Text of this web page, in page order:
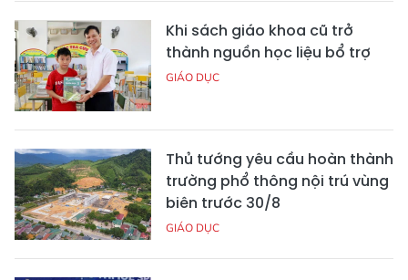
Khi sách giáo khoa cũ trở
thành nguồn học liệu bổ trợ
GIÁO DỤC
Thủ tướng yêu cầu hoàn thành
trường phổ thông nội trú vùng
biên trước 30/8
GIÁO DỤC